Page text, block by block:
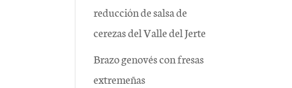
reducción de salsa de
cerezas del Valle del Jerte
Brazo genovés con fresas
extremeñas